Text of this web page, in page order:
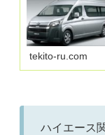
tekito-ru.com
ハイエース